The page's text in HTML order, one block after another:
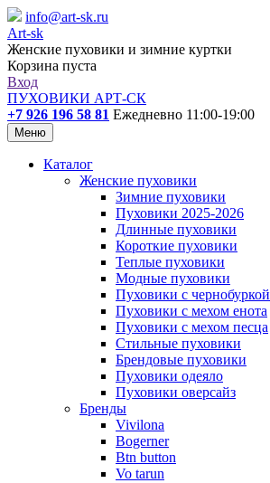
info@art-sk.ru
Art-sk
Женские пуховики и зимние куртки
Корзина пуста
Вход
ПУХОВИКИ АРТ-СК
+7 926 196 58 81 Ежедневно 11:00-19:00
Меню
Каталог
Женские пуховики
Зимние пуховики
Пуховики 2025-2026
Длинные пуховики
Короткие пуховики
Теплые пуховики
Модные пуховики
Пуховики с чернобуркой
Пуховики с мехом енота
Пуховики с мехом песца
Стильные пуховики
Брендовые пуховики
Пуховики одеяло
Пуховики оверсайз
Бренды
Vivilona
Bogerner
Btn button
Vo tarun